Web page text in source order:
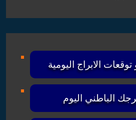
الابراج اليومية
الباطني اليوم